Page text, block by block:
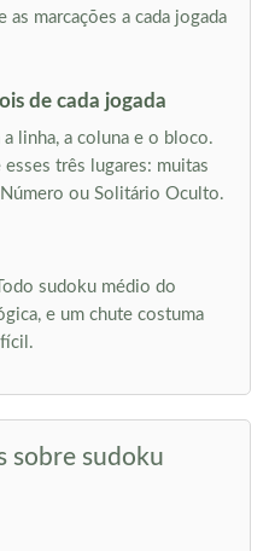
marcações a cada jogada
de cada jogada
linha, a coluna e o bloco.
três lugares: muitas
ou Solitário Oculto.
sudoku médio do
e um chute costuma
sobre sudoku